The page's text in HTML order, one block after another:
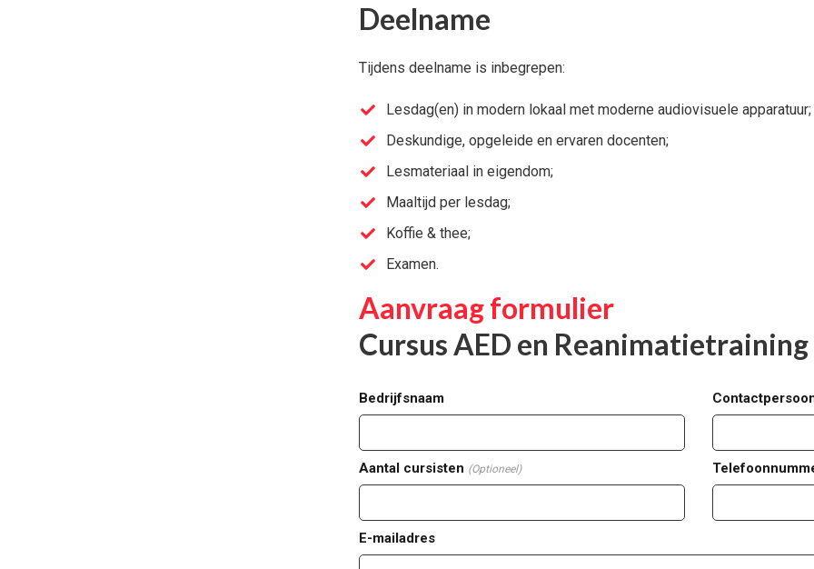
Deelname
Tijdens deelname is inbegrepen:
Lesdag(en) in modern lokaal met moderne audiovisuele apparatuur;
Deskundige, opgeleide en ervaren docenten;
Lesmateriaal in eigendom;
Maaltijd per lesdag;
Koffie & thee;
Examen.
Aanvraag formulier
Cursus AED en Reanimatietraining
Bedrijfsnaam
Aantal cursisten (Optioneel)
E-mailadres